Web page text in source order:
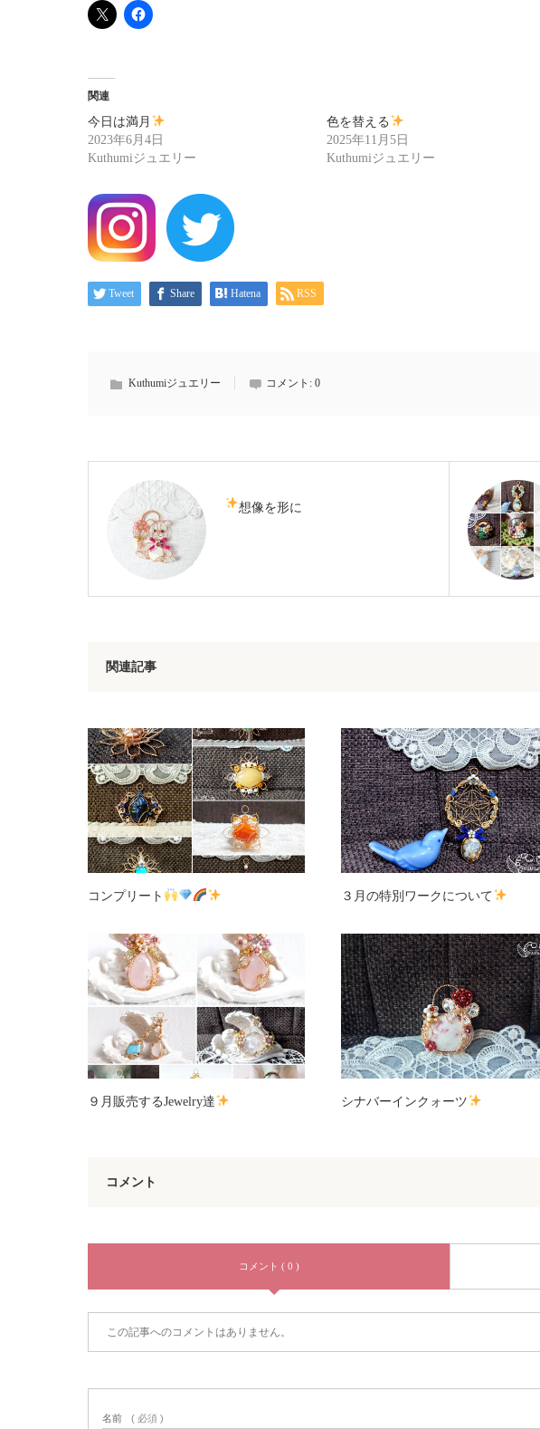
関連
今日は満月
2023年6月4日
Kuthumiジュエリー
色を替える
2025年11月5日
Kuthumiジュエリー
Tweet Share Hatena RSS
Kuthumiジュエリー コメント: 0
想像を形に
関連記事
コンプリート ３月の特別ワークについて
９月販売するJewelry達 シナバーインクォーツ
コメント
コメント ( 0 )
この記事へのコメントはありません。
名前 ( 必須 )